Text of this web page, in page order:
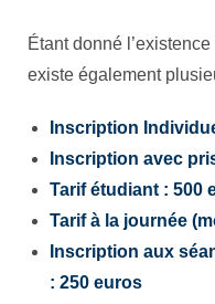
Étant donné
existe également
Inscription
Inscription avec
Tarif étudiant : 500
Tarif à la journée
Inscription aux
: 250 euros